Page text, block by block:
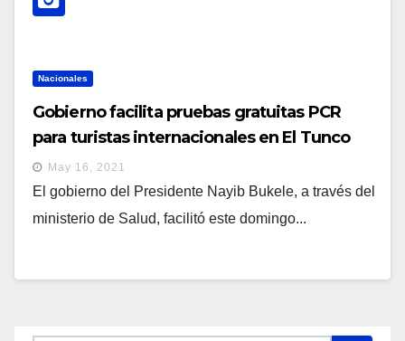
Nacionales
Gobierno facilita pruebas gratuitas PCR
para turistas internacionales en El Tunco
May 16, 2021
El gobierno del Presidente Nayib Bukele, a través del
ministerio de Salud, facilitó este domingo...